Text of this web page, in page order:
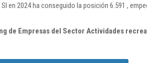
en 2024 ha conseguido la posición 6.591 ,
de Empresas del Sector Actividades